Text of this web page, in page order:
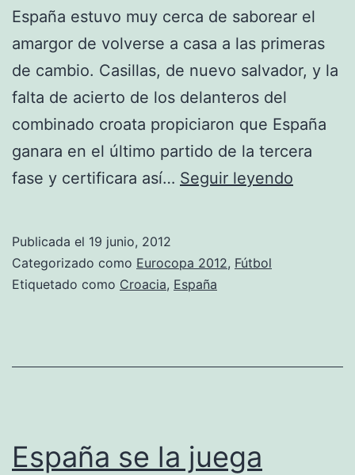
España estuvo muy cerca de saborear el
amargor de volverse a casa a las primeras
de cambio. Casillas, de nuevo salvador, y la
falta de acierto de los delanteros del
combinado croata propiciaron que España
ganara en el último partido de la tercera
fase y certificara así… Seguir leyendo
a
Publicada el 19 junio, 2012
Categorizado como Eurocopa 2012, Fútbol
Etiquetado como Croacia, España
España se la juega